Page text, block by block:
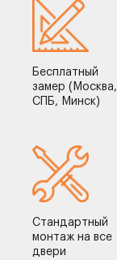
Бесплатный
замер (Москва,
СПБ, Минск)
Стандартный
монтаж на все
двери